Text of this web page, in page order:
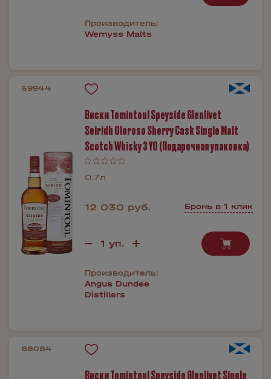
Производитель:
Wemyss Malts
59944
Виски Tomintoul Speyside Glenlivet
Seiridh Oloroso Sherry Cask Single Malt
Scotch Whisky 3 YO (Подарочная упаковка)
0.7л
12 030 руб. Бронь в 1 клик
Производитель:
Angus Dundee
Distillers
88084
Виски Tomintoul Speyside Glenlivet Single